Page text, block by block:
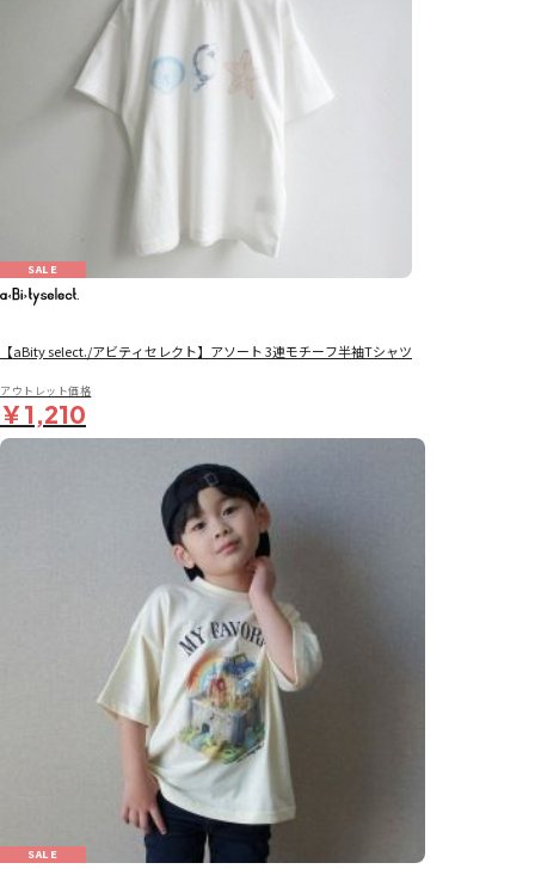
SALE
【aBity select./アビティセレクト】アソート 3連モチーフ半袖Tシャツ
アウトレット価格
￥1,210
SALE